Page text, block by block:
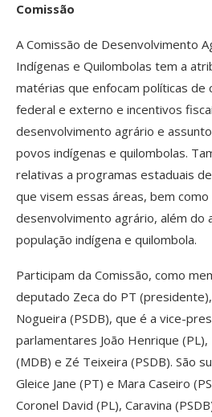
Comissão
A Comissão de Desenvolvimento
Indígenas e Quilombolas tem a
matérias que enfocam políticas de
federal e externo e incentivos
desenvolvimento agrário e
povos indígenas e quilombolas.
relativas a programas estaduais
que visem essas áreas, bem
desenvolvimento agrário, além do
população indígena e quilombola.
Participam da Comissão, como
deputado Zeca do PT
Nogueira (PSDB), que é a vice-
parlamentares João Henrique (PL),
(MDB) e Zé Teixeira (PSDB). São
Gleice Jane (PT) e Mara Caseiro
Coronel David (PL), Caravina